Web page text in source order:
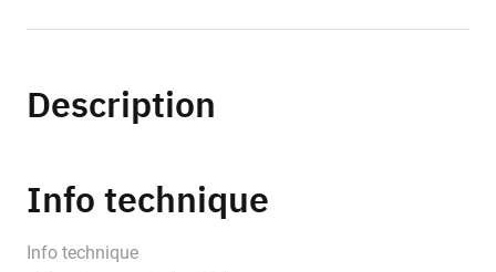
Description
Info technique
Info technique